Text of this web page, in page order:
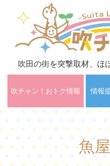
吹田の街を突撃取材、ほ
吹チャン！おトク情報 情報
魚